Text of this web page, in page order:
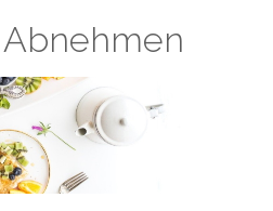
Abnehmen